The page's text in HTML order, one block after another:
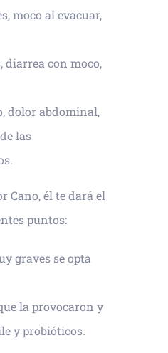
moco al evacuar,
con moco,
dolor abdominal,
las
Cano, él te dará el
puntos:
graves se opta
la provocaron y
y probióticos.